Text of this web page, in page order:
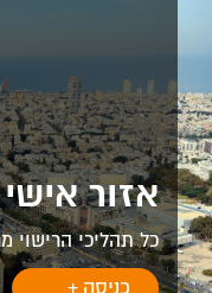
אזור אישי
כל תהליכי הרישוי
כניסה +